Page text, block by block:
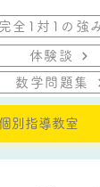
完全1対1の強
体験談
数学問題集
別指導教室